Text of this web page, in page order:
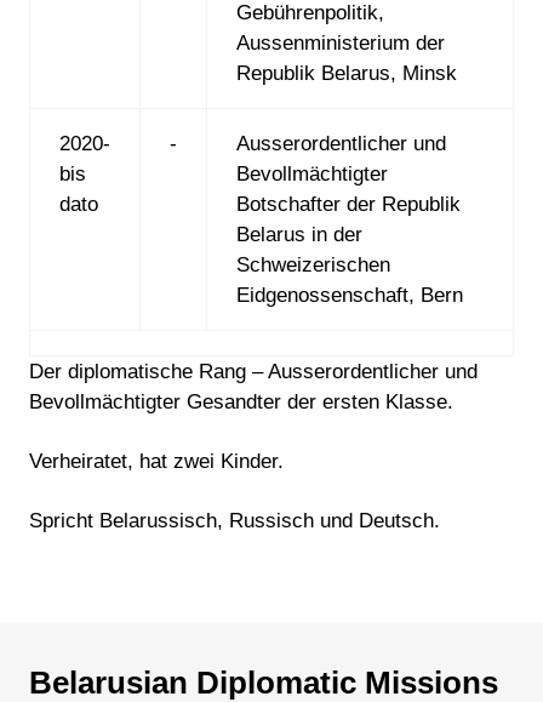
Gebührenpolitik,
Aussenministerium der
Republik Belarus, Minsk
2020-
bis
dato
-
Ausserordentlicher und
Bevollmächtigter
Botschafter der Republik
Belarus in der
Schweizerischen
Eidgenossenschaft, Bern
Der diplomatische Rang – Ausserordentlicher und
Bevollmächtigter Gesandter der ersten Klasse.
Verheiratet, hat zwei Kinder.
Spricht Belarussisch, Russisch und Deutsch.
Belarusian Diplomatic Missions